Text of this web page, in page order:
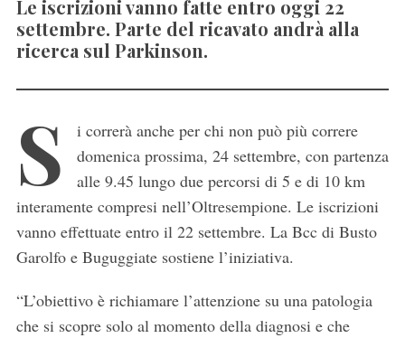
Le iscrizioni vanno fatte entro oggi 22
settembre. Parte del ricavato andrà alla
ricerca sul Parkinson.
S
i correrà anche per chi non può più correre
domenica prossima, 24 settembre, con partenza
alle 9.45 lungo due percorsi di 5 e di 10 km
interamente compresi nell’Oltresempione. Le iscrizioni
vanno effettuate entro il 22 settembre. La Bcc di Busto
Garolfo e Buguggiate sostiene l’iniziativa.
“L’obiettivo è richiamare l’attenzione su una patologia
che si scopre solo al momento della diagnosi e che